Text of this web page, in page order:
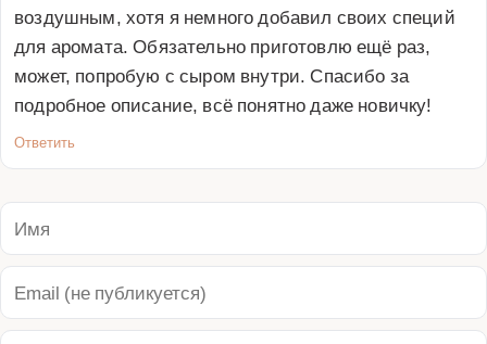
воздушным, хотя я немного добавил своих специй
для аромата. Обязательно приготовлю ещё раз,
может, попробую с сыром внутри. Спасибо за
подробное описание, всё понятно даже новичку!
Ответить